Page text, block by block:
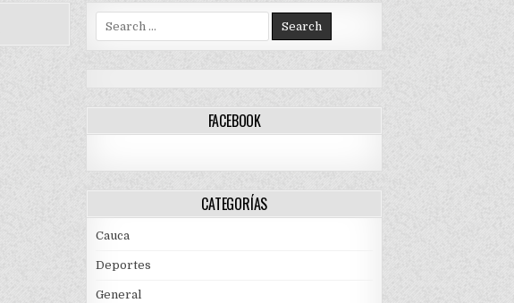
Search
for:
FACEBOOK
CATEGORÍAS
Cauca
Deportes
General